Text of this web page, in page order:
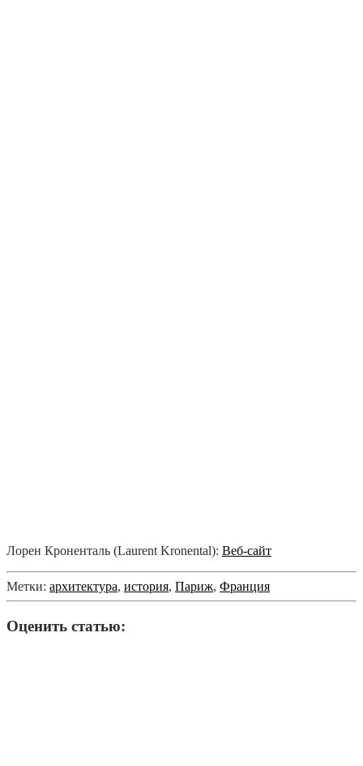
Лорен Кроненталь (Laurent Kronental): Веб-сайт
Метки: архитектура, история, Париж, Франция
Оценить статью: